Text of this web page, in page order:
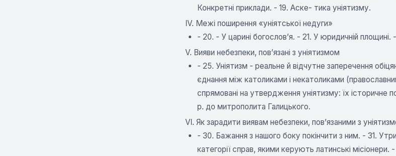
Конкретні приклади. - 19. Аске- тика уніятизму.
IV. Межі поширення «уніятської недуги»
- 20. - У царині богослов’я. - 21. У юридичній площині.
V. Вияви небезпеки, пов’язані з уніятизмом
- 25. Уніятизм - реальне й відчутне заперечення
єднання між католиками і некатоликами
спрямовані на утвердження уніятизму: їх історичне
р. до митрополита Галицького.
VI. Як зарадити виявам небезпеки, пов’язаними з
- З0. Бажання з нашого боку покінчити з ним. - 31.
категорії справ, якими керують латинські